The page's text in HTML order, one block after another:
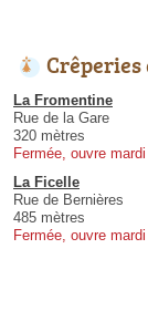
La Fromentine
Rue de la Gare
320 mètres
Fermée, ouvre
La Ficelle
Rue de Bernières
485 mètres
Fermée, ouvre